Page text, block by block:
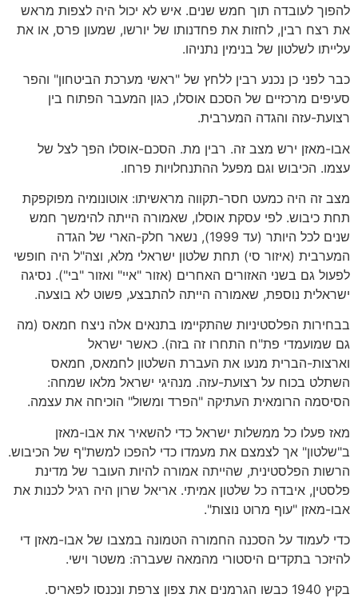
להפוך לעובדה תוך חמש שנים. איש לא יכול היה לצפות מראש
את רצח רבין, לחזות את פחדנותו של יורשו, שמעון פרס, או את
עלייתו לשלטון של בנימין נתניהו.
כבר לפני כן נכנע רבין ללחץ של "ראשי מערכת הביטחון" והפר
סעיפים מרכזיים של הסכם אוסלו, כגון המעבר הפתוח בין
רצועת-עזה והגדה המערבית.
אבו-מאזן ירש מצב זה. רבין מת. הסכם-אוסלו הפך לצל של
עצמו. הכיבוש וגם מפעל ההתנחלויות פרחו.
מצב זה היה כמעט חסר-תקווה מראשיתו: אוטונומיה מפוקפקת
תחת כיבוש. לפי עסקת אוסלו, שאמורה הייתה להימשך חמש
שנים לכל היותר (עד 1999), נשאר חלק-הארי של הגדה
המערבית (איזור סי) תחת שלטון ישראלי מלא, וצה"ל היה חופשי
לפעול גם בשני האזורים האחרים (אזור "איי" ואזור "בי"). נסיגה
ישראלית נוספת, שאמורה הייתה להתבצע, פשוט לא בוצעה.
בבחירות הפלסטיניות שהתקיימו בתנאים אלה ניצח חמאס (מה
גם שמועמדי פת"ח התחרו זה בזה). כאשר ישראל
וארצות-הברית מנעו את העברת השלטון לחמאס, חמאס
השתלט בכוח על רצועת-עזה. מנהיגי ישראל מלאו שמחה:
הסיסמה הרומאית העתיקה "הפרד ומשול" הוכיחה את עצמה.
מאז פעלו כל ממשלות ישראל כדי להשאיר את אבו-מאזן
ב"שלטון" אך לצמצם את מעמדו כדי להפכו למשת"ף של הכיבוש.
הרשות הפלסטינית, שהייתה אמורה להיות העובר של מדינת
פלסטין, איבדה כל שלטון אמיתי. אריאל שרון היה רגיל לכנות את
אבו-מאזן "עוף מרוט נוצות".
כדי לעמוד על הסכנה החמורה הטמונה במצבו של אבו-מאזן די
להיזכר בתקדים היסטורי מהמאה שעברה: משטר וישי.
בקיץ 1940 כבשו הגרמנים את צפון צרפת ונכנסו לפאריס.